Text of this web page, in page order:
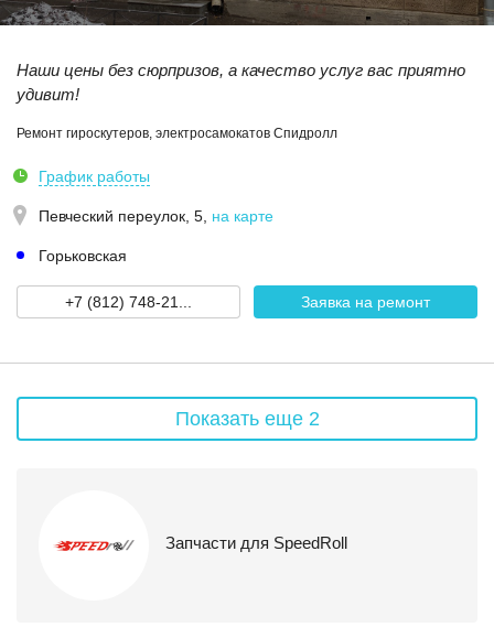
Наши цены без сюрпризов, а качество услуг вас приятно
удивит!
Ремонт гироскутеров, электросамокатов Спидролл
График работы
Певческий переулок, 5 на карте
Горьковская
+7 (812) 748-21... Заявка на ремонт
Показать еще 2
Запчасти для SpeedRoll